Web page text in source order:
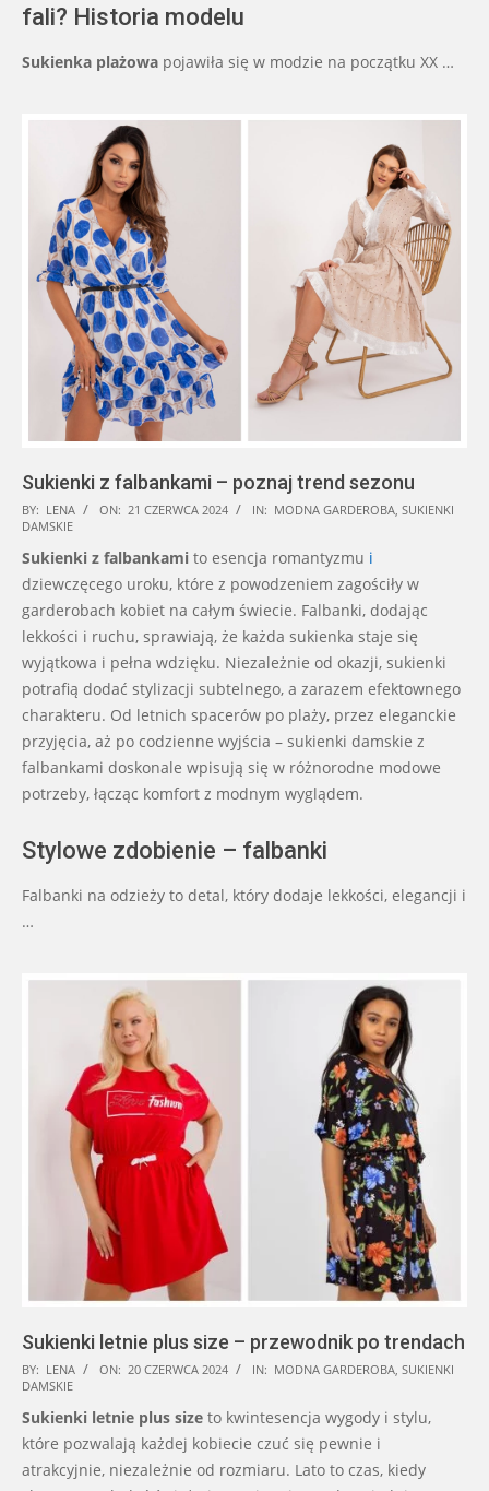
fali? Historia modelu
Sukienka plażowa pojawiła się w modzie na początku XX …
Sukienki z falbankami – poznaj trend sezonu
2024-
06-
21
BY: LENA ON: 21 CZERWCA 2024 IN: MODNA GARDEROBA SUKIENKI
DAMSKIE
Sukienki z falbankami to esencja romantyzmu i
dziewczęcego uroku, które z powodzeniem zagościły w
garderobach kobiet na całym świecie. Falbanki, dodając
lekkości i ruchu, sprawiają, że każda sukienka staje się
wyjątkowa i pełna wdzięku. Niezależnie od okazji, sukienki
potrafią dodać stylizacji subtelnego, a zarazem efektownego
charakteru. Od letnich spacerów po plaży, przez eleganckie
przyjęcia, aż po codzienne wyjścia – sukienki damskie z
falbankami doskonale wpisują się w różnorodne modowe
potrzeby, łącząc komfort z modnym wyglądem.
Stylowe zdobienie – falbanki
Falbanki na odzieży to detal, który dodaje lekkości, elegancji i
…
Sukienki letnie plus size – przewodnik po trendach
2024-
06-
20
BY: LENA ON: 20 CZERWCA 2024 IN: MODNA GARDEROBA SUKIENKI
DAMSKIE
Sukienki letnie plus size to kwintesencja wygody i stylu,
które pozwalają każdej kobiecie czuć się pewnie i
atrakcyjnie, niezależnie od rozmiaru. Lato to czas, kiedy